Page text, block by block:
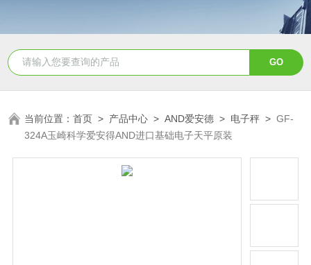
当前位置：首页 > 产品中心 >AND爱安德 > 电子秤 >GF-
324A玉崎科学爱安得AND进口基础电子天平原装